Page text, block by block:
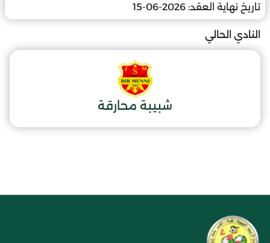
تاريخ نهاية العقد: 2026-06-15
النادي الحالي
شبيبة محارقة